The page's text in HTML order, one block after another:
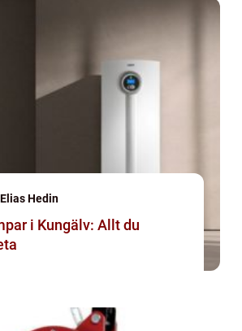
Elias Hedin
i Kungälv: Allt du